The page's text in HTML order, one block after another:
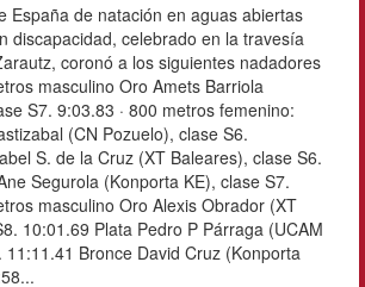
España de natación en aguas abiertas
discapacidad, celebrado en la travesía
coronó a los siguientes nadadores
masculino Oro Amets Barriola
S7. 9:03.83 · 800 metros femenino:
(CN Pozuelo), clase S6.
S. de la Cruz (XT Baleares), clase S6.
Segurola (Konporta KE), clase S7.
masculino Oro Alexis Obrador (XT
10:01.69 Plata Pedro P Párraga (UCAM
11:11.41 Bronce David Cruz (Konporta